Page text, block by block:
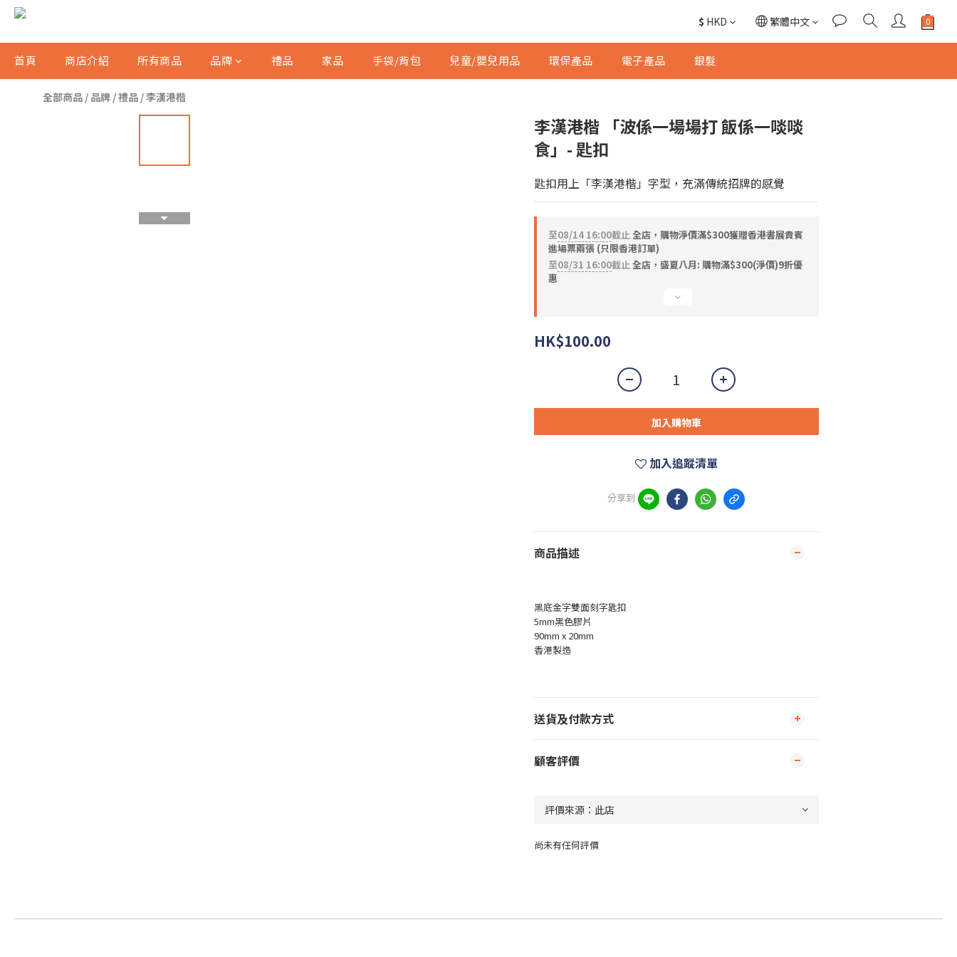
$ HKD 繁體中文
首頁 商店介紹 所有商品 品牌 禮品 家品 手袋/背包 兒童/嬰兒用品 環保產品 電子產品 銀髮
全部商品 / 品牌 /禮品 /李漢港楷
李漢港楷 「波係一場場打 飯係一啖啖
食」- 匙扣
匙扣用上「李漢港楷」字型，充滿傳統招牌的感覺
至08/14 16:00截止全店，購物淨價滿$300獲贈香港書展貴賓
進場票兩張 (只限香港訂單)
至08/31 16:00截止全店，盛夏八月: 購物滿$300(淨價)9折優
惠
HK$100.00
加入購物車
加入追蹤清單
分享到
商品描述
黑底金字雙面刻字匙扣
5mm黑色膠片
90mm x 20mm
香港製造
送貨及付款方式
顧客評價
尚未有任何評價